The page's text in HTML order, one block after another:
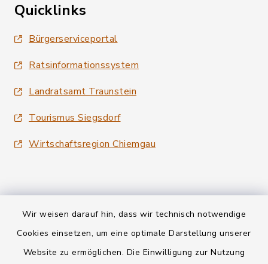
Wir weisen darauf hin, dass wir technisch notwendige
Cookies einsetzen, um eine optimale Darstellung unserer
Website zu ermöglichen. Die Einwilligung zur Nutzung
Quicklinks
Bürgerserviceportal
Ratsinformationssystem
Landratsamt Traunstein
Tourismus Siegsdorf
Wirtschaftsregion Chiemgau
Kontakt